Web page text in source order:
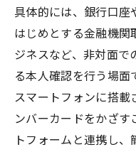
具体的には、銀行口座
はじめとする金融機関
ジネスなど、非対面で
る本人確認を行う場面
スマートフォンに搭載
ンバーカードをかざ
トフォームと連携し